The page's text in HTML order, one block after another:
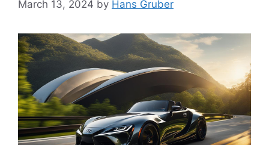
March 13, 2024 by Hans Gruber